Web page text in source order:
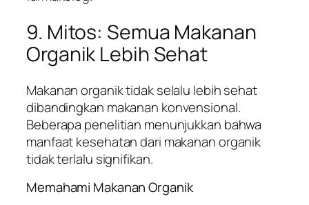
9. Mitos: Semua Makanan
Organik Lebih Sehat
Makanan organik tidak selalu lebih sehat
dibandingkan makanan konvensional.
Beberapa penelitian menunjukkan bahwa
manfaat kesehatan dari makanan organik
tidak terlalu signifikan.
Memahami Makanan Organik